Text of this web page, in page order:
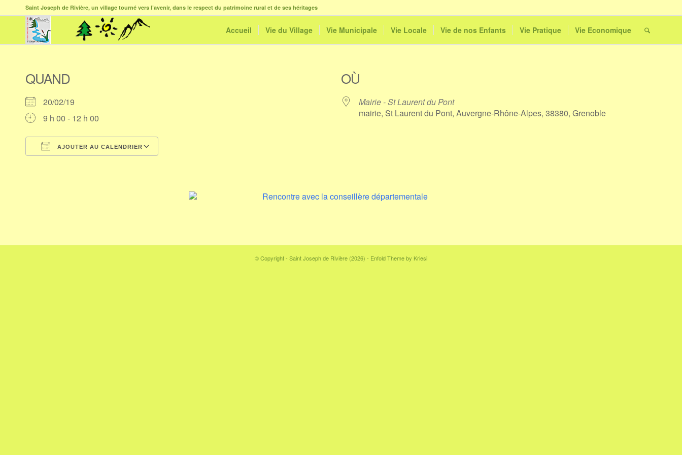
Saint Joseph de Rivière, un village tourné vers l’avenir, dans le respect du patrimoine rural et de ses héritages
Accueil Vie du Village Vie Municipale Vie Locale Vie de nos Enfants Vie Pratique Vie Economique
QUAND
20/02/19
9 h 00 - 12 h 00
AJOUTER AU CALENDRIER
OÙ
Mairie - St Laurent du Pont
mairie, St Laurent du Pont, Auvergne-Rhône-Alpes, 38380, Grenoble
© Copyright - Saint Joseph de Rivière (2026) - Enfold Theme by Kriesi